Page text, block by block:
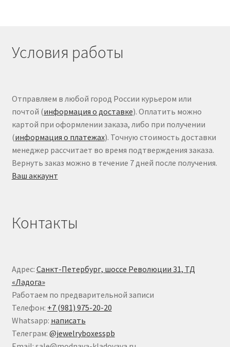
Условия работы
Отправляем в любой город России курьером или
почтой (информация о доставке). Оплатить можно
картой при оформлении заказа, либо при получении
(информация о платежах). Точную стоимость доставки
менеджер рассчитает во время подтверждения заказа.
Вернуть заказ можно в течение 7 дней после получения.
Ваш аккаунт
Контакты
Адрес: Санкт-Петербург, шоссе Революции 31, ТД
«Ладога»
Работаем по предварительной записи
Телефон: +7 (981) 975-20-20
Whatsapp: написать
Телеграм: @jewelryboxesspb